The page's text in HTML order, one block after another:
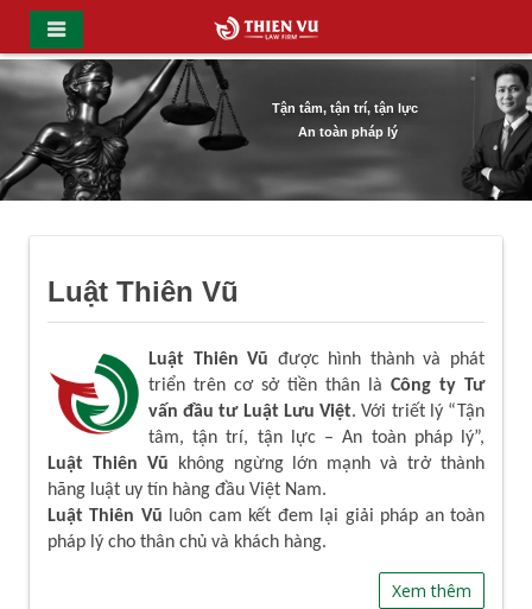
Tận tâm, tận trí, tận lực
An toàn pháp lý
Luật Thiên Vũ
Luật Thiên Vũ được hình thành và phát
triển trên cơ sở tiền thân là Công ty Tư
vấn đầu tư Luật Lưu Việt. Với triết lý “Tận
tâm, tận trí, tận lực – An toàn pháp lý”,
Luật Thiên Vũ không ngừng lớn mạnh và trở thành
hãng luật uy tín hàng đầu Việt Nam.
Luật Thiên Vũ luôn cam kết đem lại giải pháp an toàn
pháp lý cho thân chủ và khách hàng.
Xem thêm